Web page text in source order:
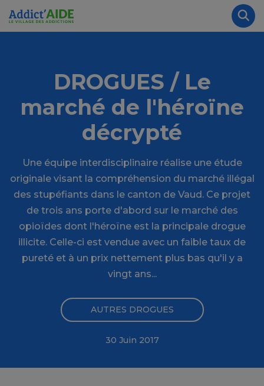
Aller au contenu principal
DROGUES / Le
marché de l'héroïne
décrypté
Une équipe interdisciplinaire réalise une étude
originale visant la compréhension du marché illégal
des stupéfiants dans le canton de Vaud. Ce projet
de trois ans porte d'abord sur le marché des
opioïdes dont l'héroïne est la principale drogue
illicite. Celle-ci est vendue avec un faible taux de
pureté et à un prix nettement plus bas qu'il y a
vingt ans...
AUTRES DROGUES
30 Juin 2017
Panneau de gestion des cookies